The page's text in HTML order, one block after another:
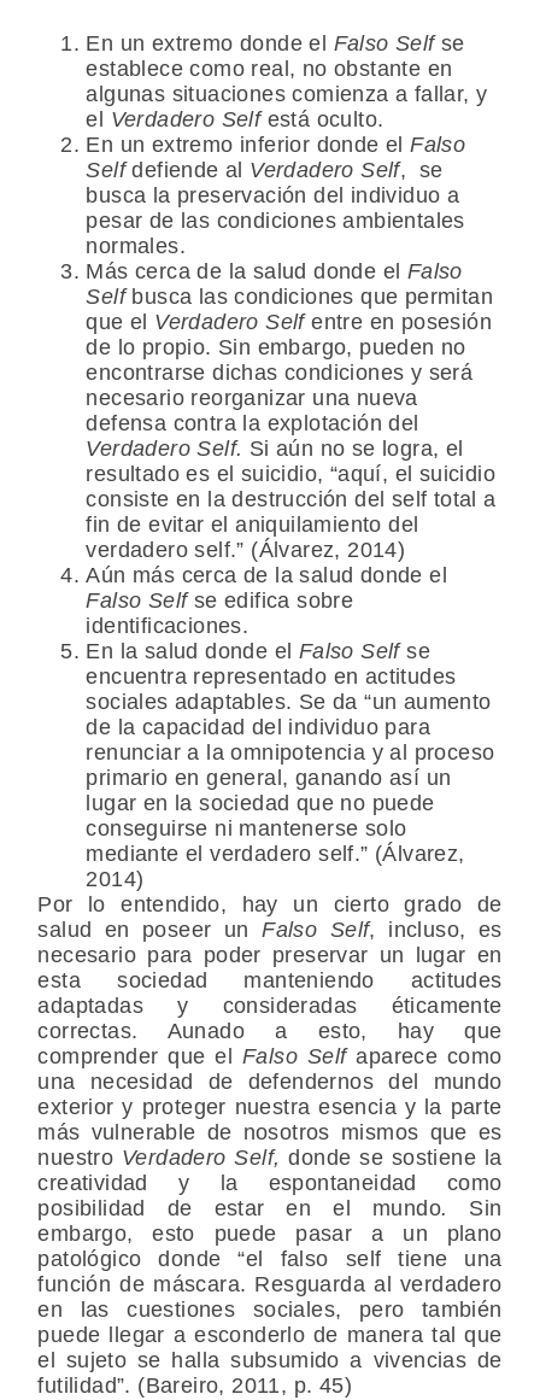
En un extremo donde el Falso Selfse
establece como real, no obstante en
algunas situaciones comienza a fallar, y
el Verdadero Selfestá oculto.
En un extremo inferior donde elFalso
Selfdefiende al Verdadero Self, se
busca la preservación del individuo a
pesar de las condiciones ambientales
normales.
Más cerca de la salud donde el Falso
Self busca las condiciones que permitan
que el Verdadero Selfentre en posesión
de lo propio. Sin embargo, pueden no
encontrarse dichas condiciones y será
necesario reorganizar una nueva
defensa contra la explotación del
Verdadero Self. Si aún no se logra, el
resultado es el suicidio, “aquí, el suicidio
consiste en la destrucción del self total a
fin de evitar el aniquilamiento del
verdadero self.” (Álvarez, 2014)
Aún más cerca de la salud donde el
Falso Selfse edifica sobre
identificaciones.
En la salud donde el Falso Selfse
encuentra representado en actitudes
sociales adaptables. Se da “un aumento
de la capacidad del individuo para
renunciar a la omnipotencia y al proceso
primario en general, ganando así un
lugar en la sociedad que no puede
conseguirse ni mantenerse solo
mediante el verdadero self.” (Álvarez,
2014)
Por lo entendido, hay un cierto grado de
salud en poseer unFalso Self, incluso, es
necesario para poder preservar un lugar en
esta sociedad manteniendo actitudes
adaptadas y consideradas éticamente
correctas. Aunado a esto, hay que
comprender que el Falso Selfaparece como
una necesidad de defendernos del mundo
exterior y proteger nuestra esencia y la parte
más vulnerable de nosotros mismos que es
nuestro Verdadero Self,donde se sostiene la
creatividad y la espontaneidad como
posibilidad de estar en el mundo. Sin
embargo, esto puede pasar a un plano
patológico donde “el falso self tiene una
función de máscara. Resguarda al verdadero
en las cuestiones sociales, pero también
puede llegar a esconderlo de manera tal que
el sujeto se halla subsumido a vivencias de
futilidad”. (Bareiro, 2011, p. 45)